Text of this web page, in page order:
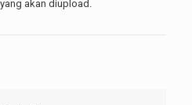
akan diupload.